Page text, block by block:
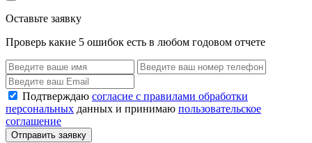
Оставьте заявку
Проверь какие 5 ошибок есть в любом годовом отчете
Подтверждаю согласие с правилами обработки
персональных данных и принимаю пользовательское
соглашение
Отправить заявку